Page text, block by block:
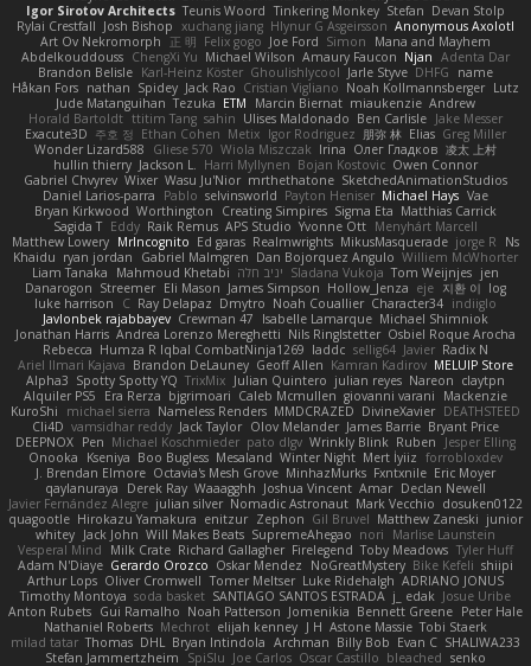
Igor Sirotov Architects Teunis Woord Tinkering Monkey Stefan Devan Stolp
Rylai Crestfall Josh Bishop xuchang jiang Hlynur G Asgeirsson Anonymous Axolotl
Art Ov Nekromorph
正 明 Felix gogo Joe Ford Simon
Mana and Mayhem
Abdelkouddouss ChengXi Yu Michael Wilson Amaury Faucon Njan Adenta Dar
Brandon Belisle Karl-Heinz Köster Ghoulishlycool Jarle Styve DHFG
name
Håkan Fors nathan Spidey Jack Rao Cristian Vigliano Noah Kollmannsberger Lutz
Jude Matanguihan Tezuka ETM Marcin Biernat miaukenzie Andrew
Horald Bartoldt ttitim Tang sahin Ulises Maldonado Ben Carlisle Jake Messer
Exacute3D 주호 정 Ethan Cohen Metix Igor Rodriguez 朋弥 林 Elias Greg Miller
Wonder Lizard588
Gliese 570 Wiola Miszczak Irina Олег Гладков 凌太 上村
hullin thierry Jackson L. Harri Myllynen Bojan Kostovic Owen Connor
Gabriel Chvyrev Wixer Wasu Ju'Nior mrthethatone SketchedAnimationStudios
Daniel Larios-parra
Pablo selvinsworld Payton Heniser Michael Hays Vae
Bryan Kirkwood Worthington Creating Simpires Sigma Eta Matthias Carrick
Sagida T Eddy Raik Remus APS Studio Yvonne Ott Menyhárt Marcell
Matthew Lowery MrIncognito Ed garas Realmwrights MikusMasquerade jorge R
Ns
Khaidu ryan jordan Gabriel Malmgren Dan Bojorquez Angulo Williem McWhorter
Liam Tanaka
Mahmoud Khetabi יניב חלה Sladana Vukoja Tom Weijnjes jen
Danarogon Streemer Eli Mason James Simpson Hollow_Jenza eje 지환 이 log
luke harrison
C Ray Delapaz Dmytro Noah Couallier Character34 indiiglo
Javlonbek rajabbayev Crewman 47 Isabelle Lamarque Michael Shimniok
Jonathan Harris Andrea Lorenzo Mereghetti Nils Ringlstetter Osbiel Roque Arocha
Rebecca Humza R Iqbal CombatNinja1269 laddc sellig64 Javier Radix N
Ariel Ilmari Kajava Brandon DeLauney Geoff Allen Kamran Kadirov MELUIP Store
Alpha3 Spotty Spotty YQ TrixMix Julian Quintero julian reyes Nareon claytpn
Alquiler PS5
Era Rerza bjgrimoari Caleb Mcmullen giovanni varani
Mackenzie
KuroShi
michael sierra Nameless Renders MMDCRAZED DivineXavier DEATHSTEED
Cli4D vamsidhar reddy Jack Taylor Olov Melander James Barrie Bryant Price
DEEPNOX Pen Michael Koschmieder pato dlgv Wrinkly Blink Ruben
Jesper Elling
Onooka
Kseniya Boo Bugless Mesaland Winter Night Mert İyiiz forrobloxdev
J. Brendan Elmore Octavia's Mesh Grove MinhazMurks Fxntxnile Eric Moyer
qaylanuraya
Derek Ray Waaagghh Joshua Vincent Amar Declan Newell
Javier Fernández Alegre julian silver Nomadic Astronaut Mark Vecchio dosuken0122
quagootle Hirokazu Yamakura enitzur Zephon Gil Bruvel Matthew Zaneski junior
whitey Jack John Will Makes Beats SupremeAhegao nori
Marlise Launstein
Vesperal Mind
Milk Crate Richard Gallagher Firelegend Toby Meadows Tyler Huff
Adam N'Diaye Gerardo Orozco Oskar Mendez NoGreatMystery Bike Kefeli shiipi
Arthur Lops Oliver Cromwell Tomer Meltser Luke Ridehalgh ADRIANO JONUS
Timothy Montoya soda basket SANTIAGO SANTOS ESTRADA j_ edak Josue Uribe
Anton Rubets Gui Ramalho Noah Patterson Jomenikia Bennett Greene Peter Hale
Nathaniel Roberts Mechrot elijah kenney J H Astone Massie Tobi Staerk
milad tatar Thomas DHL Bryan Intindola Archman Billy Bob Evan C SHALIWA233
Stefan Jammertzheim
SpiSlu Joe Carlos Oscar Castillo bleached senko